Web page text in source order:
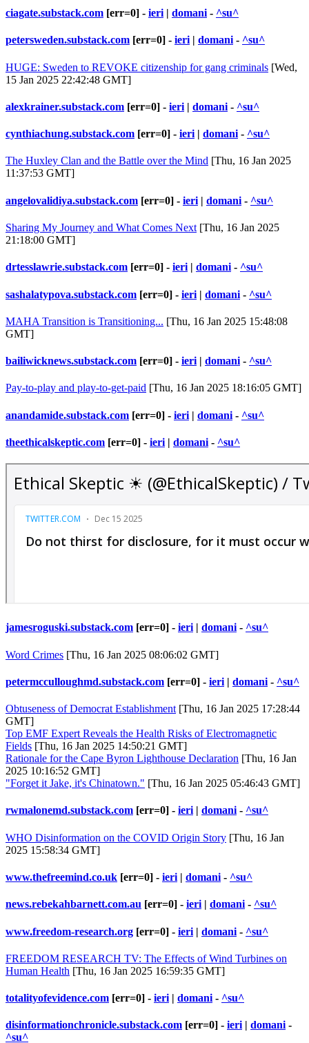
ciagate.substack.com [err=0] - ieri | domani - ^su^
petersweden.substack.com [err=0] - ieri | domani - ^su^
HUGE: Sweden to REVOKE citizenship for gang criminals [Wed,
15 Jan 2025 22:42:48 GMT]
alexkrainer.substack.com [err=0] - ieri | domani - ^su^
cynthiachung.substack.com [err=0] - ieri | domani - ^su^
The Huxley Clan and the Battle over the Mind [Thu, 16 Jan 2025
11:37:53 GMT]
angelovalidiya.substack.com [err=0] - ieri | domani - ^su^
Sharing My Journey and What Comes Next [Thu, 16 Jan 2025
21:18:00 GMT]
drtesslawrie.substack.com [err=0] - ieri | domani - ^su^
sashalatypova.substack.com [err=0] - ieri | domani - ^su^
MAHA Transition is Transitioning... [Thu, 16 Jan 2025 15:48:08
GMT]
bailiwicknews.substack.com [err=0] - ieri | domani - ^su^
Pay-to-play and play-to-get-paid [Thu, 16 Jan 2025 18:16:05 GMT]
anandamide.substack.com [err=0] - ieri | domani - ^su^
theethicalskeptic.com [err=0] - ieri | domani - ^su^
jamesroguski.substack.com [err=0] - ieri | domani - ^su^
Word Crimes [Thu, 16 Jan 2025 08:06:02 GMT]
petermcculloughmd.substack.com [err=0] - ieri | domani - ^su^
Obtuseness of Democrat Establishment [Thu, 16 Jan 2025 17:28:44
GMT]
Top EMF Expert Reveals the Health Risks of Electromagnetic
Fields [Thu, 16 Jan 2025 14:50:21 GMT]
Rationale for the Cape Byron Lighthouse Declaration [Thu, 16 Jan
2025 10:16:52 GMT]
"Forget it Jake, it's Chinatown." [Thu, 16 Jan 2025 05:46:43 GMT]
rwmalonemd.substack.com [err=0] - ieri| domani- ^su^
WHO Disinformation on the COVID Origin Story [Thu, 16 Jan
2025 15:58:34 GMT]
www.thefreemind.co.uk [err=0] - ieri | domani - ^su^
news.rebekahbarnett.com.au [err=0] - ieri | domani - ^su^
www.freedom-research.org [err=0] - ieri | domani - ^su^
FREEDOM RESEARCH TV: The Effects of Wind Turbines on
Human Health [Thu, 16 Jan 2025 16:59:35 GMT]
totalityofevidence.com [err=0] - ieri | domani - ^su^
disinformationchronicle.substack.com [err=0] - ieri | domani -
^su^